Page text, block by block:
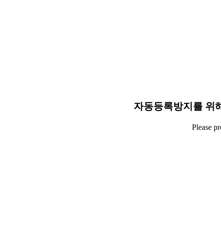
자동등록방지를 위
Please